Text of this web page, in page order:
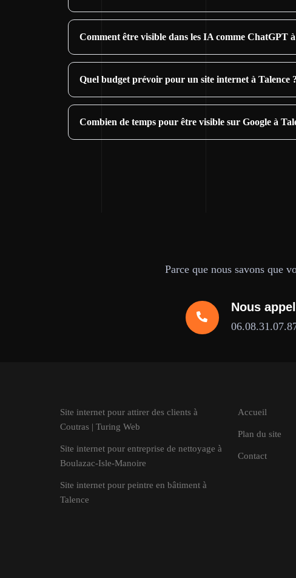
Comment être visible dans les IA comme ChatGPT à
Quel budget prévoir pour un site internet à Talence ?
Combien de temps pour être visible sur Google à
Parce que nous savons que
Nous
Site internet pour attirer des clients à
Coutras | Turing Web
Site internet pour entreprise de nettoyage à
Boulazac-Isle-Manoire
Site internet pour peintre en bâtiment à
Talence
Accueil
Plan du site
Contact